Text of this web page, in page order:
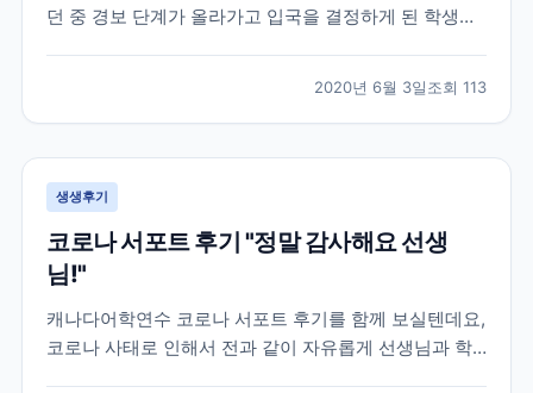
던 중 경보 단계가 올라가고 입국을 결정하게 된 학생과
이 한국으로 귀국하기 위해 이용해야 하는 상황인데도
공항까지 이동조차 어려워 지던 상황이라 상황이 매우
급...
2020년 6월 3일조회 113
생생후기
코로나 서포트 후기 "정말 감사해요 선생
님!"
캐나다어학연수 코로나 서포트 후기를 함께 보실텐데요,
코로나 사태로 인해서 전과 같이 자유롭게 선생님과 학